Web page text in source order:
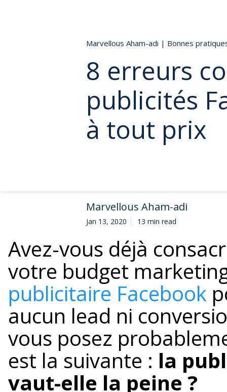
Marvellous Aham-adi | Bonnes
8 erreurs
publicités
à tout prix
Marvellous Aham-adi
Jan 13, 2020 13 min read
Avez-vous déjà
votre budget
publicitaire Facebook
aucun lead ni
vous posez
est la suivante : la
vaut-elle la peine ?